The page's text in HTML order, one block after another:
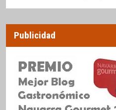
Publicidad